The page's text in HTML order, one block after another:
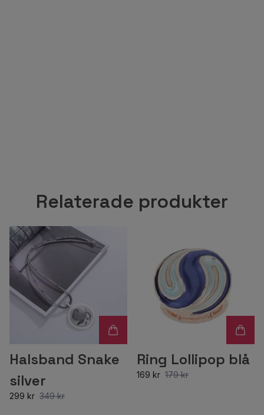
Relaterade produkter
Halsband Snake
silver
299 kr 349 kr
Ring Lollipop blå
169 kr 179 kr